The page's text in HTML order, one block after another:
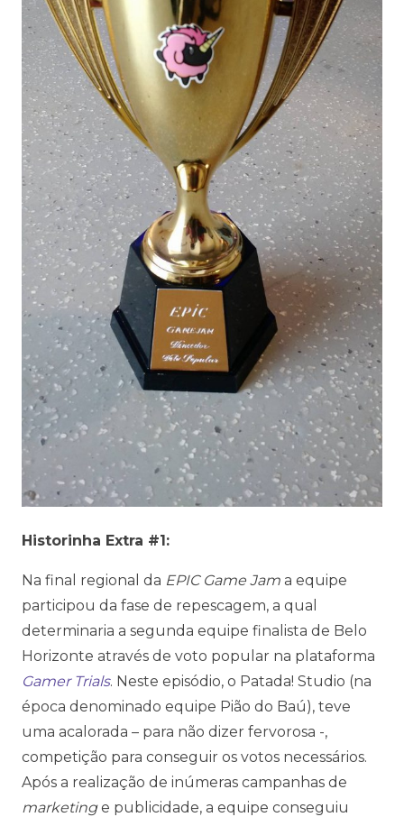
Historinha Extra #1:
Na final regional da EPIC Game Jam a equipe
participou da fase de repescagem, a qual
determinaria a segunda equipe finalista de Belo
Horizonte através de voto popular na plataforma
Gamer Trials. Neste episódio, o Patada! Studio (na
época denominado equipe Pião do Baú), teve
uma acalorada – para não dizer fervorosa -,
competição para conseguir os votos necessários.
Após a realização de inúmeras campanhas de
marketinge publicidade, a equipe conseguiu